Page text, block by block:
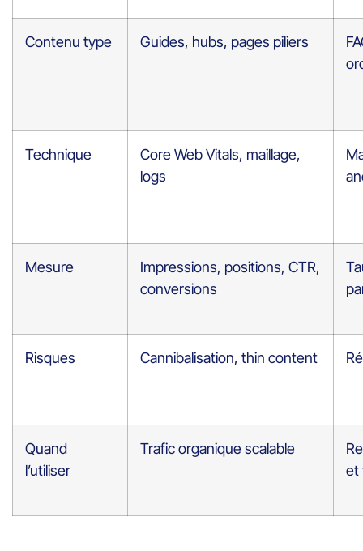
Contenu type Guides, hubs, pages piliers
Technique
Core Web Vitals, maillage,
logs
Mesure
Impressions, positions, CTR,
conversions
Risques Cannibalisation, thin content
Quand
l’utiliser
Trafic organique scalable
et